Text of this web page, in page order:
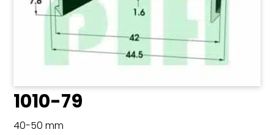
1010-79
40-50 mm